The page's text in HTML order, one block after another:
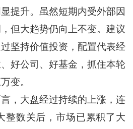
提升。虽然短期内受外部因
但大趋势仍向上不变。建议
坚持价值投资，配置代表经
好公司、好基金，抓住本轮
变。
大盘经过持续的上涨，连
整数关后，市场已累积了大